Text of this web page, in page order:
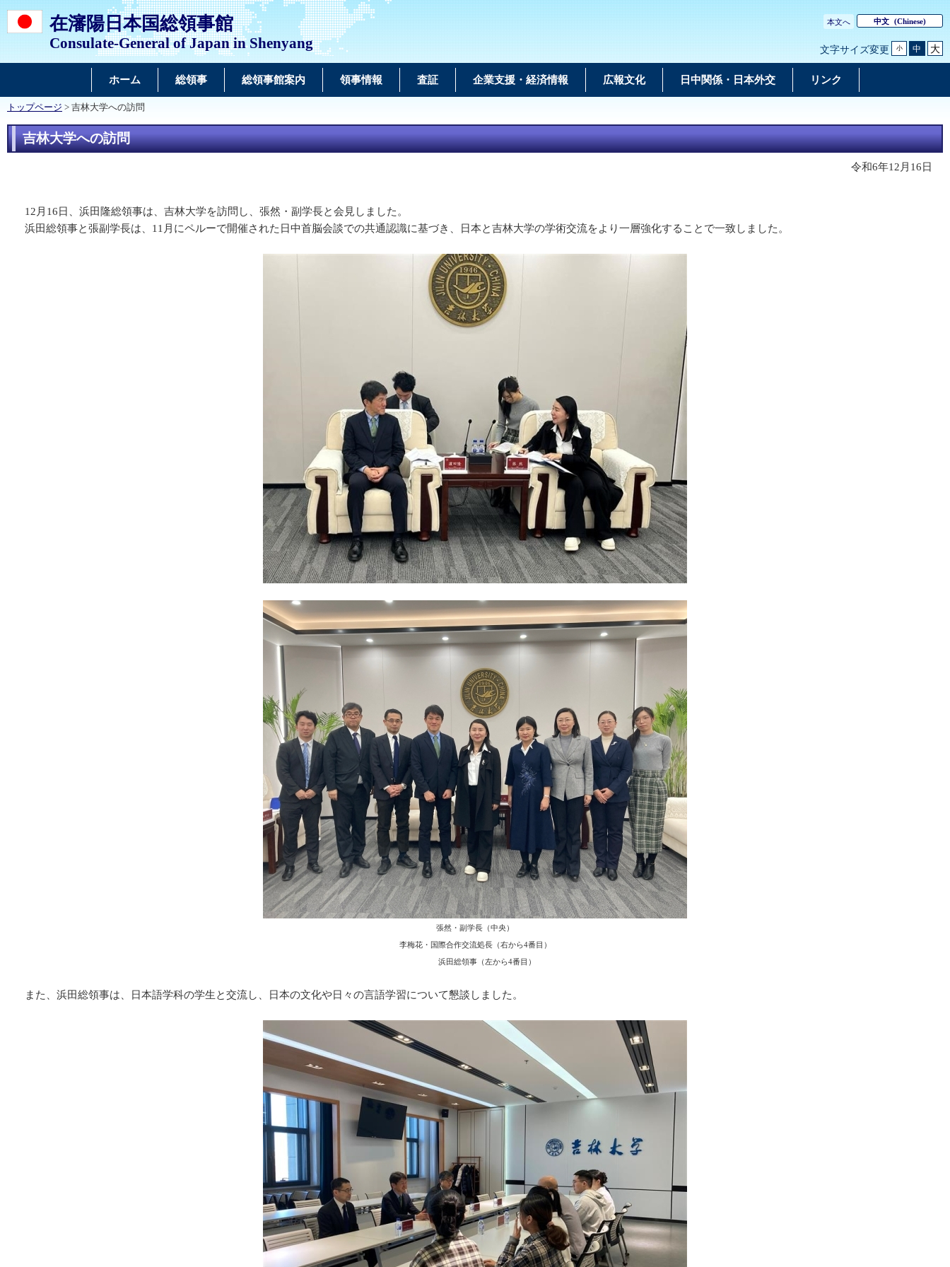
在瀋陽日本国総領事館
Consulate-General of Japan in Shenyang
本文へ 中文 (Chinese)
文字サイズ変更 小 中 大
ホーム 総領事 総領事館案内 領事情報 査証 企業支援・経済情報 広報文化 日中関係・日本外交 リンク
トップページ > 吉林大学への訪問
吉林大学への訪問
令和6年12月16日
12月16日、浜田隆総領事は、吉林大学を訪問し、張然・副学長と会見しました。
浜田総領事と張副学長は、11月にペルーで開催された日中首脳会談での共通認識に基づき、日本と吉林大学の学術交流をより一層強化することで一致しました。
張然・副学長（中央）
李梅花・国際合作交流処長（右から4番目）
浜田総領事（左から4番目）
また、浜田総領事は、日本語学科の学生と交流し、日本の文化や日々の言語学習について懇談しました。